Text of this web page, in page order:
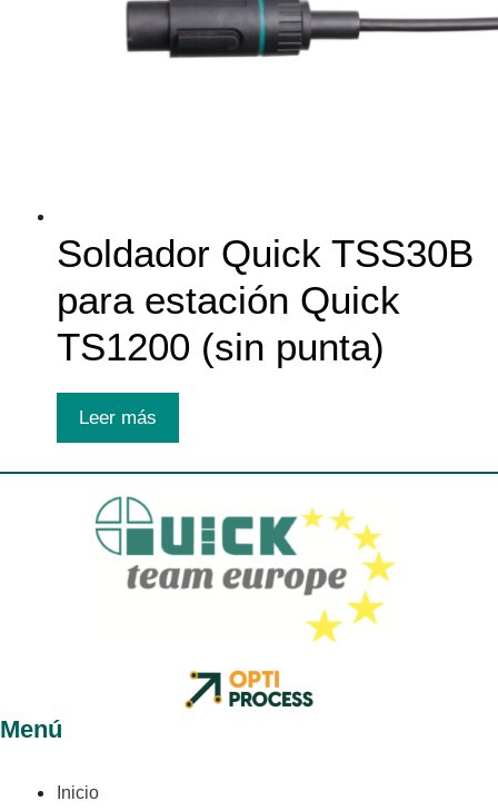
Soldador Quick TSS30B
para estación Quick
TS1200 (sin punta)
Leer más
Menú
Inicio